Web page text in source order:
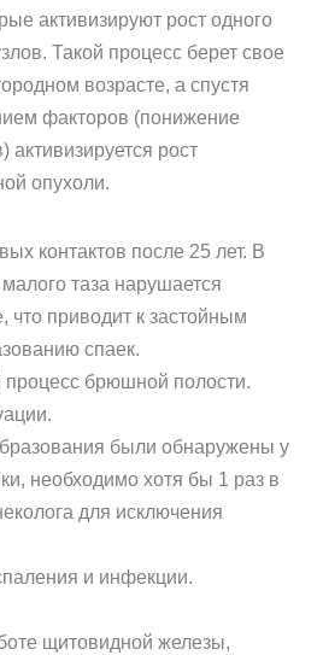
активизируют рост одного
Такой процесс берет свое
возрасте, а спустя
факторов (понижение
активизируется рост
опухоли.
контактов после 25 лет. В
таза нарушается
что приводит к застойным
спаек.
процесс брюшной полости.
были обнаружены у
необходимо хотя бы 1 раз в
для исключения
и инфекции.
щитовидной железы,